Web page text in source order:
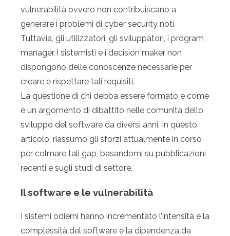
vulnerabilità ovvero non contribuiscano a
generare i problemi di cyber security noti.
Tuttavia, gli utilizzatori, gli sviluppatori, i program
manager, i sistemisti e i decision maker non
dispongono delle conoscenze necessarie per
creare e rispettare tali requisiti.
La questione di chi debba essere formato e come
è un argomento di dibattito nelle comunità dello
sviluppo del software da diversi anni. In questo
articolo, riassumo gli sforzi attualmente in corso
per colmare tali gap, basandomi su pubblicazioni
recenti e sugli studi di settore.
Il software e le vulnerabilità
I sistemi odierni hanno incrementato l’intensità e la
complessità del software e la dipendenza da